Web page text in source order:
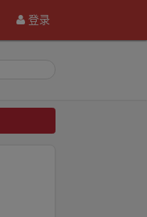
登录